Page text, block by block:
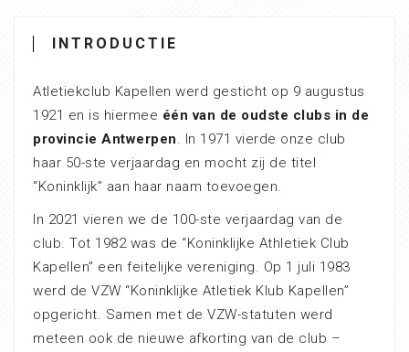
INTRODUCTIE
Atletiekclub Kapellen werd gesticht op 9 augustus
1921 en is hiermee één van de oudste clubs in de
provincie Antwerpen. In 1971 vierde onze club
haar 50-ste verjaardag en mocht zij de titel
“Koninklijk” aan haar naam toevoegen.
In 2021 vieren we de 100-ste verjaardag van de
club. Tot 1982 was de “Koninklijke Athletiek Club
Kapellen” een feitelijke vereniging. Op 1 juli 1983
werd de VZW “Koninklijke Atletiek Klub Kapellen”
opgericht. Samen met de VZW-statuten werd
meteen ook de nieuwe afkorting van de club –